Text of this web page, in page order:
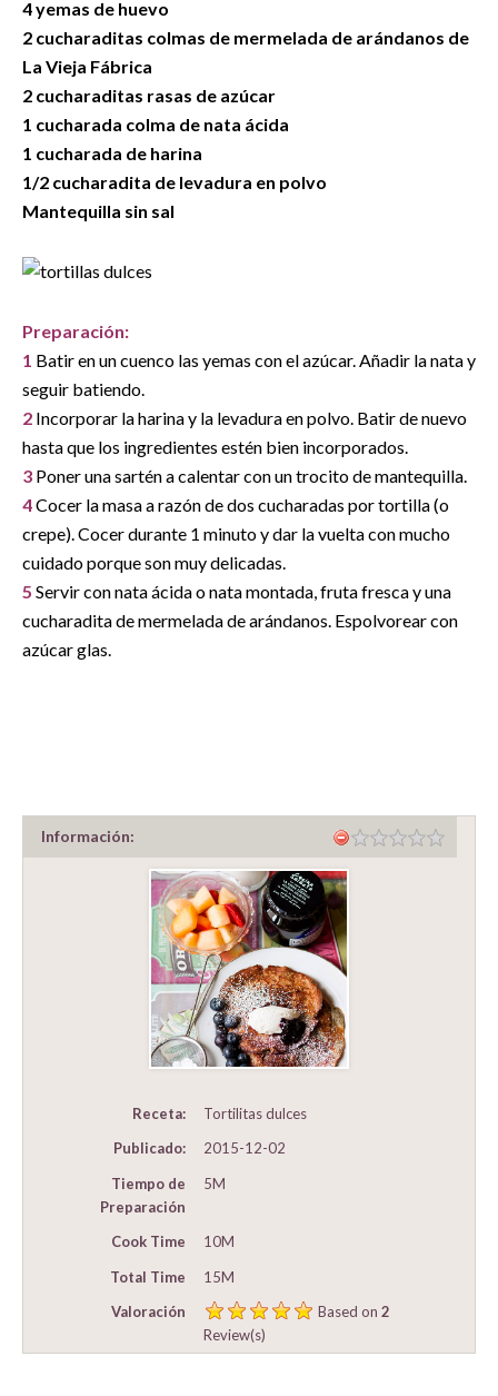
4 yemas de huevo
2 cucharaditas colmas de mermelada de arándanos de
La Vieja Fábrica
2 cucharaditas rasas de azúcar
1 cucharada colma de nata ácida
1 cucharada de harina
1/2 cucharadita de levadura en polvo
Mantequilla sin sal
Preparación:
1 Batir en un cuenco las yemas con el azúcar. Añadir la nata y
seguir batiendo.
2 Incorporar la harina y la levadura en polvo. Batir de nuevo
hasta que los ingredientes estén bien incorporados.
3 Poner una sartén a calentar con un trocito de mantequilla.
4Cocer la masa a razón de dos cucharadas por tortilla (o
crepe). Cocer durante 1 minuto y dar la vuelta con mucho
cuidado porque son muy delicadas.
5 Servir con nata ácida o nata montada, fruta fresca y una
cucharadita de mermelada de arándanos. Espolvorear con
azúcar glas.
Información:
Receta:
Tortilitas dulces
Publicado:
2015-12-02
Tiempo de
Preparación
5M
Cook Time
10M
Total Time
15M
Valoración
Based on2
Review(s)